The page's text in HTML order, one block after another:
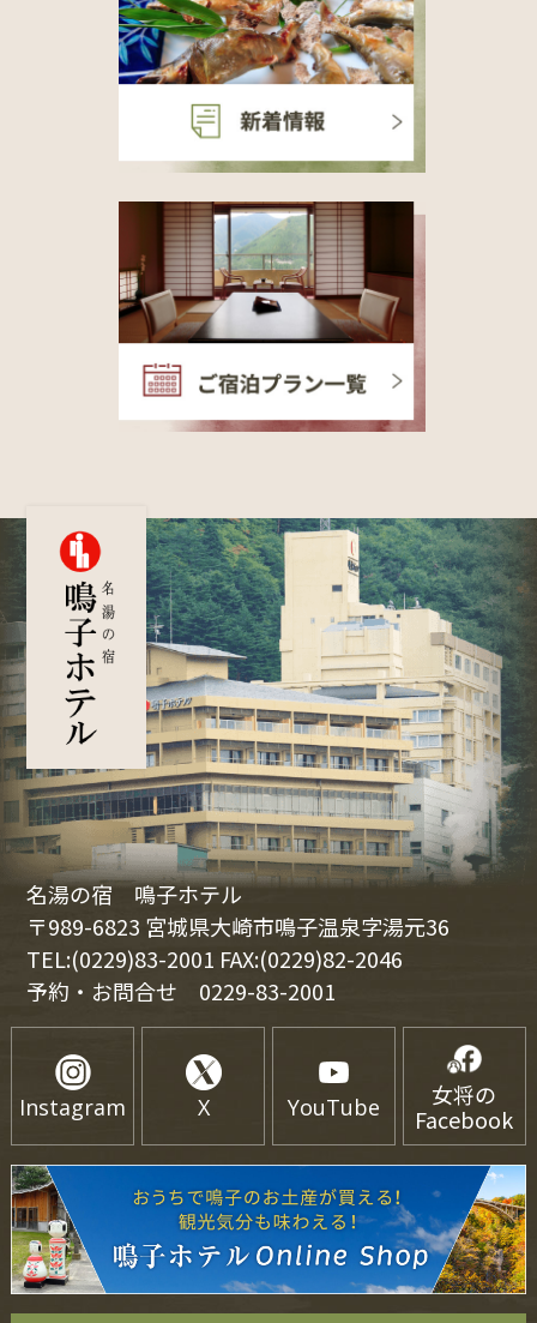
名湯の宿 鳴子ホテル
〒989-6823 宮城県大崎市鳴子温泉字湯元36
TEL:(0229)83-2001 FAX:(0229)82-2046
予約・お問合せ 0229-83-2001
Instagram X YouTube
女将の
Facebook